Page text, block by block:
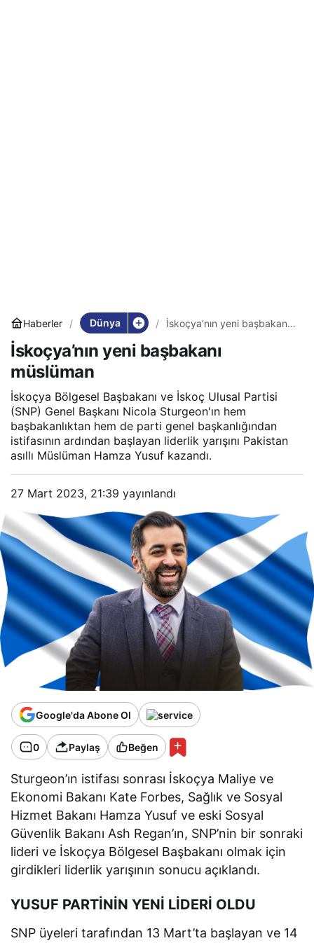
Haberler Dünya
İskoçya’nın yeni başbakanı
İskoçya’nın yeni başbakanı
müslüman
İskoçya Bölgesel Başbakanı ve İskoç Ulusal Partisi
(SNP) Genel Başkanı Nicola Sturgeon'ın hem
başbakanlıktan hem de parti genel başkanlığından
istifasının ardından başlayan liderlik yarışını Pakistan
asıllı Müslüman Hamza Yusuf kazandı.
27 Mart 2023, 21:39 yayınlandı
Google'da Abone Ol
0 Paylaş Beğen
Sturgeon’ın istifası sonrası İskoçya Maliye ve
Ekonomi Bakanı Kate Forbes, Sağlık ve Sosyal
Hizmet Bakanı Hamza Yusuf ve eski Sosyal
Güvenlik Bakanı Ash Regan’ın, SNP’nin bir sonraki
lideri ve İskoçya Bölgesel Başbakanı olmak için
girdikleri liderlik yarışının sonucu açıklandı.
YUSUF PARTİNİN YENİ LİDERİ OLDU
SNP üyeleri tarafından 13 Mart’ta başlayan ve 14